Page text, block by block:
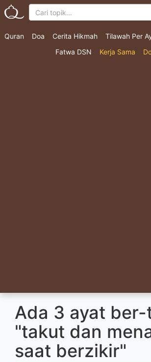
Quran Doa Cerita Hikmah Tilawah Per
Fatwa DSN
Kerja Sama
Ada 3 ayat ber-
"takut dan
saat berzikir"